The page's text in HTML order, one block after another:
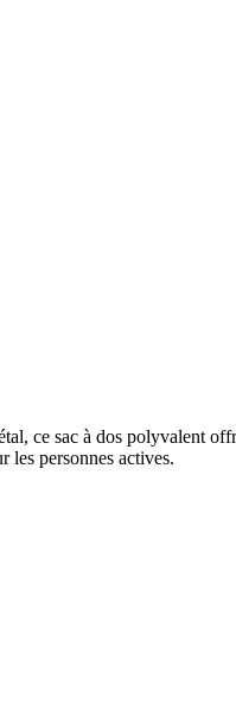
ce sac à dos polyvalent
les personnes actives.